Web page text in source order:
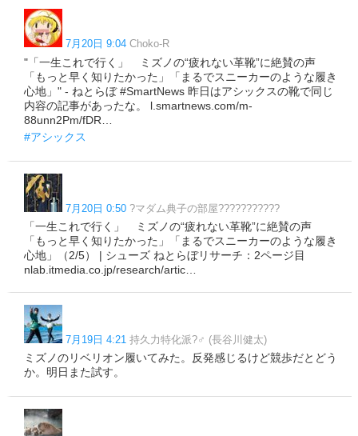
7月20日 9:04 Choko-R
"「一生これで行く」 ミズノの“疲れない革靴”に絶賛の声
「もっと早く知りたかった」「まるでスニーカーのような履き
心地」" - ねとらぼ #SmartNews 昨日はアシックスの靴で同じ
内容の記事があったな。 l.smartnews.com/m-
88unn2Pm/fDR…
#アシックス
7月20日 0:50 ?マダム典子の部屋????️‍???????
「一生これで行く」 ミズノの“疲れない革靴”に絶賛の声
「もっと早く知りたかった」「まるでスニーカーのような履き
心地」（2/5） | シューズ ねとらぼリサーチ：2ページ目
nlab.itmedia.co.jp/research/artic…
7月19日 4:21 持久力特化派?♂️ (長谷川健太)
ミズノのリベリオン履いてみた。反発感じるけど競歩だとどう
か。明日また試す。